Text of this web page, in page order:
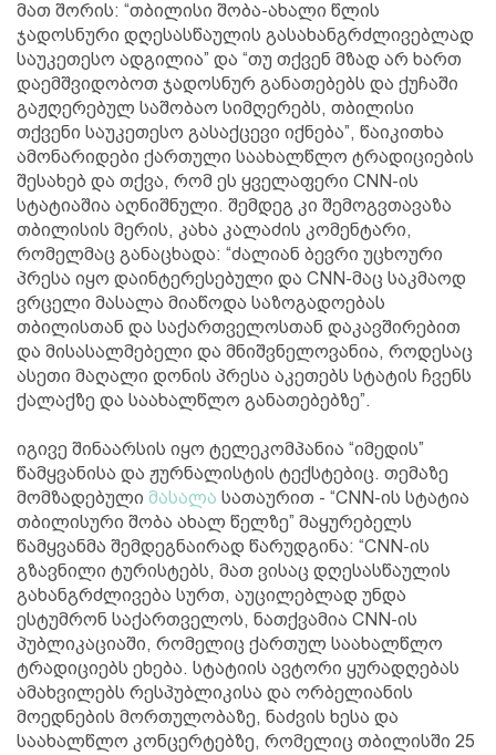
მათ შორის: “თბილისი შობა-ახალი წლის
ჯადოსნური დღესასწაულის გასახანგრძლივებლად
საუკეთესო ადგილია” და “თუ თქვენ მზად არ ხართ
დაემშვიდობოთ ჯადოსნურ განათებებს და ქუჩაში
გაჟღერებულ საშობაო სიმღერებს, თბილისი
თქვენი საუკეთესო გასაქცევი იქნება”, წაიკითხა
ამონარიდები ქართული საახალწლო ტრადიციების
შესახებ და თქვა, რომ ეს ყველაფერი CNN-ის
სტატიაშია აღნიშნული. შემდეგ კი შემოგვთავაზა
თბილისის მერის, კახა კალაძის კომენტარი,
რომელმაც განაცხადა: “ძალიან ბევრი უცხოური
პრესა იყო დაინტერესებული და CNN-მაც საკმაოდ
ვრცელი მასალა მიაწოდა საზოგადოებას
თბილისთან და საქართველოსთან დაკავშირებით
და მისასალმებელი და მნიშვნელოვანია, როდესაც
ასეთი მაღალი დონის პრესა აკეთებს სტატის ჩვენს
ქალაქზე და საახალწლო განათებებზე”.
იგივე შინაარსის იყო ტელეკომპანია “იმედის”
წამყვანისა და ჟურნალისტის ტექსტებიც. თემაზე
მომზადებული მასალა სათაურით - “CNN-ის სტატია
თბილისური შობა ახალ წელზე” მაყურებელს
წამყვანმა შემდეგნაირად წარუდგინა: “CNN-ის
გზავნილი ტურისტებს, მათ ვისაც დღესასწაულის
გახანგრძლივება სურთ, აუცილებლად უნდა
ესტუმრონ საქართველოს, ნათქვამია CNN-ის
პუბლიკაციაში, რომელიც ქართულ საახალწლო
ტრადიციებს ეხება. სტატიის ავტორი ყურადღებას
ამახვილებს რესპუბლიკისა და ორბელიანის
მოედნების მორთულობაზე, ნაძვის ხესა და
საახალწლო კონცერტებზე, რომელიც თბილისში 25